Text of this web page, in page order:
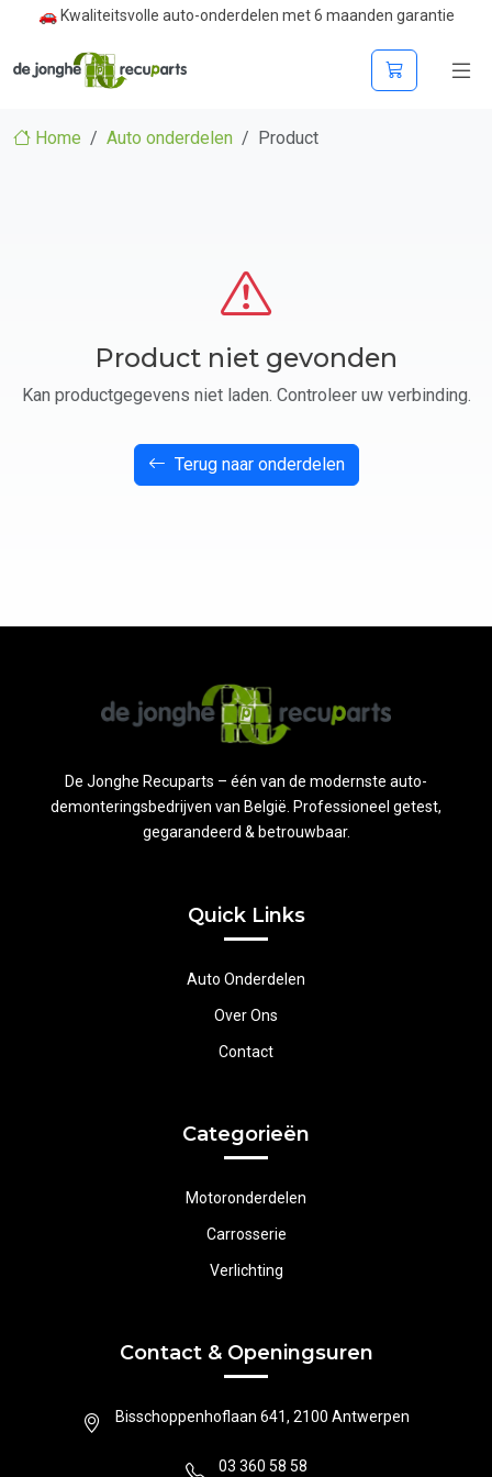
🚗 Kwaliteitsvolle auto-onderdelen met 6 maanden garantie
Home Auto onderdelen Product
Product niet gevonden
Kan productgegevens niet laden. Controleer uw verbinding.
Terug naar onderdelen
De Jonghe Recuparts – één van de modernste auto-
demonteringsbedrijven van België. Professioneel getest,
gegarandeerd & betrouwbaar.
Quick Links
Auto Onderdelen
Over Ons
Contact
Categorieën
Motoronderdelen
Carrosserie
Verlichting
Contact & Openingsuren
Bisschoppenhoflaan 641, 2100 Antwerpen
03 360 58 58